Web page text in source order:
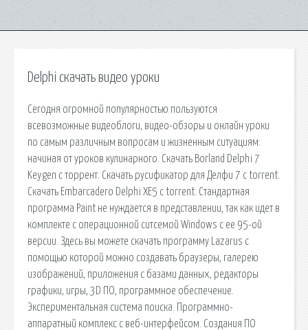
Delphi скачать видео уроки
Сегодня огромной популярностью пользуются
всевозможные видеоблоги, видео-обзоры и онлайн уроки
по самым различным вопросам и жизненным ситуациям:
начиная от уроков кулинарного. Скачать Borland Delphi 7
Keygen с торрент. Скачать русификатор для Делфи 7 с torrent.
Скачать Embarcadero Delphi XE5 с torrent. Стандартная
программа Paint не нуждается в представлении, так как идет в
комплекте с операционной ситсемой Windows с ее 95-ой
версии. Здесь вы можете скачать программу Lazarus с
помощью которой можно создавать браузеры, галерею
изображений, приложения с базами данных, редакторы
графики, игры, 3D ПО, программное обеспечение.
Экспериментальная система поиска. Программно-
аппаратный комплекс с веб-интерфейсом. Создания ПО